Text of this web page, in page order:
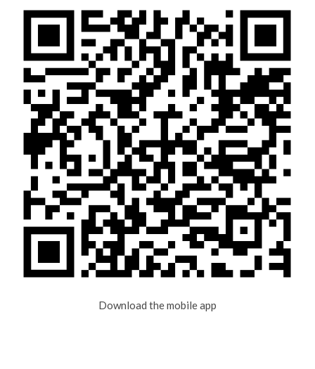
Download the mobile app